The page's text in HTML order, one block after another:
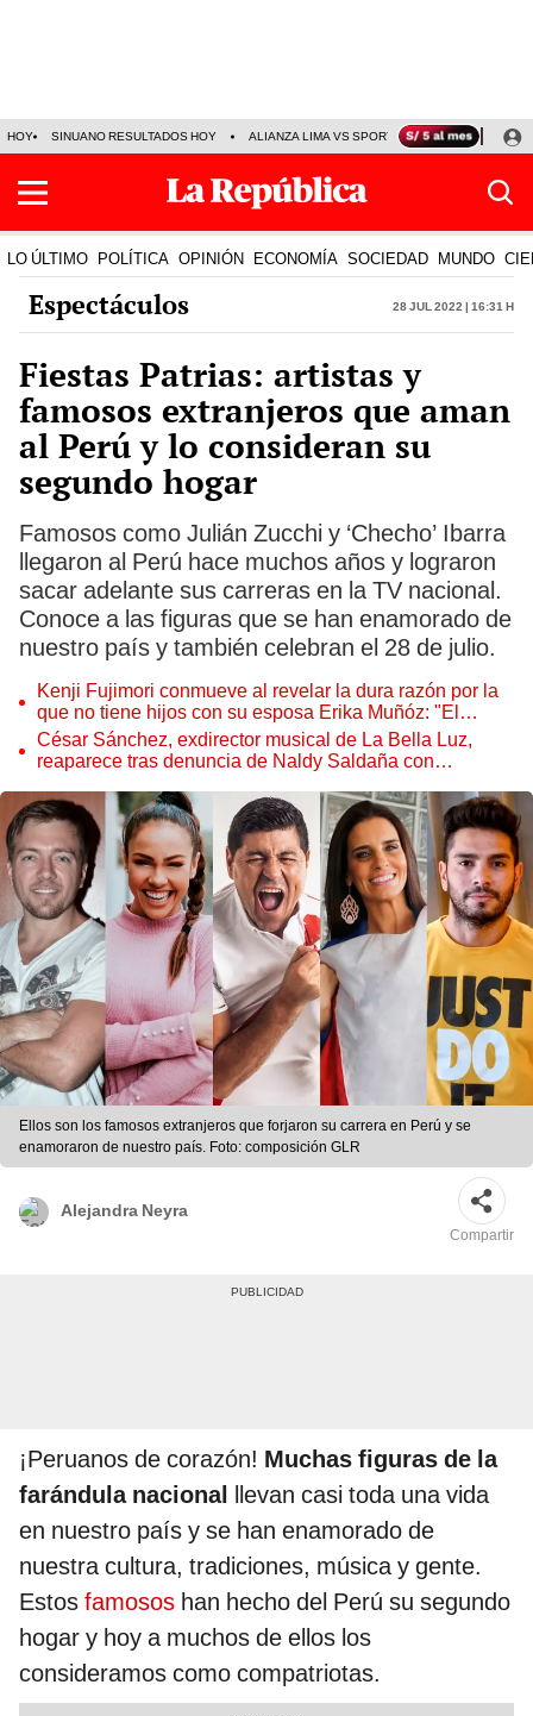
HOY SINUANO RESULTADOS HOY ALIANZA LIMA VS SPORT BOYS JORGE
LO ÚLTIMO POLÍTICA OPINIÓN ECONOMÍA SOCIEDAD MUNDO
Espectáculos 28 Jul 2022 | 16:31 h
Fiestas Patrias: artistas y
famosos extranjeros que aman
al Perú y lo consideran su
segundo hogar
Famosos como Julián Zucchi y ‘Checho’ Ibarra
llegaron al Perú hace muchos años y lograron
sacar adelante sus carreras en la TV nacional.
Conoce a las figuras que se han enamorado de
nuestro país y también celebran el 28 de julio.
Kenji Fujimori conmueve al revelar la dura razón por la
que no tiene hijos con su esposa Erika Muñóz: "El
proceso judicial"
César Sánchez, exdirector musical de La Bella Luz,
reaparece tras denuncia de Naldy Saldaña con
Ellos son los famosos extranjeros que forjaron su carrera en Perú y se
enamoraron de nuestro país. Foto: composición GLR
Alejandra Neyra
Compartir
¡Peruanos de corazón! Muchas figuras de la
farándula nacional llevan casi toda una vida
en nuestro país y se han enamorado de
nuestra cultura, tradiciones, música y gente.
Estos famosos han hecho del Perú su segundo
hogar y hoy a muchos de ellos los
consideramos como compatriotas.